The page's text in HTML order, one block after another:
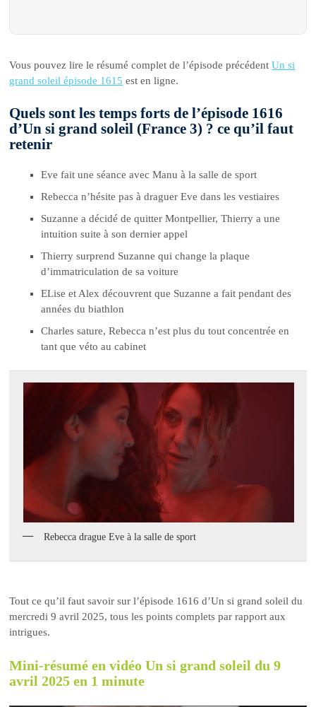
Vous pouvez lire le résumé complet de l’épisode précédentUn si
grand soleil épisode 1615 est en ligne.
Quels sont les temps forts de l’épisode 1616
d’Un si grand soleil (France 3) ? ce qu’il faut
retenir
Eve fait une séance avec Manu à la salle de sport
Rebecca n’hésite pas à draguer Eve dans les vestiaires
Suzanne a décidé de quitter Montpellier, Thierry a une
intuition suite à son dernier appel
Thierry surprend Suzanne qui change la plaque
d’immatriculation de sa voiture
ELise et Alex découvrent que Suzanne a fait pendant des
années du biathlon
Charles sature, Rebecca n’est plus du tout concentrée en
tant que véto au cabinet
Rebecca drague Eve à la salle de sport
Tout ce qu’il faut savoir sur l’épisode 1616 d’Un si grand soleil du
mercredi 9 avril 2025, tous les points complets par rapport aux
intrigues.
Mini-résumé en vidéo Un si grand soleil du 9
avril 2025 en 1 minute